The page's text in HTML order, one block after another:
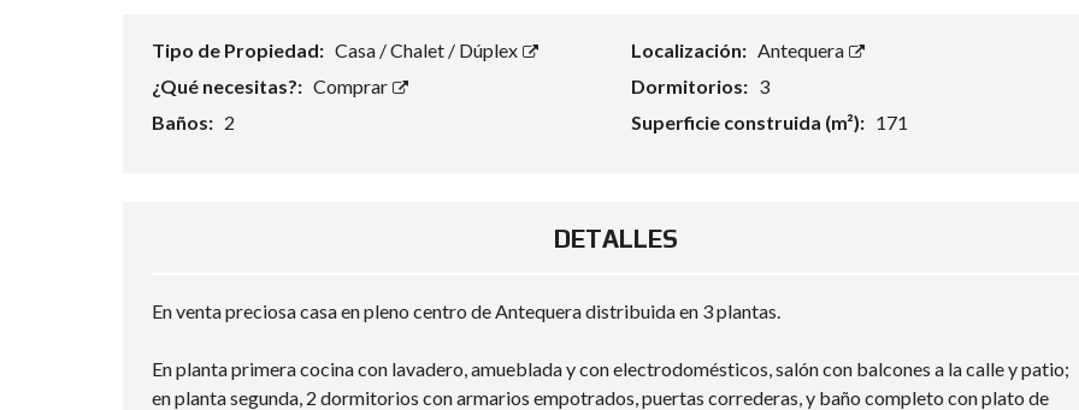
Tipo de Propiedad: Casa / Chalet / Dúplex Localización: Antequera
¿Qué necesitas?: Comprar Dormitorios: 3
Baños: 2 Superficie construida (m²): 171
DETALLES
En venta preciosa casa en pleno centro de Antequera distribuida en 3 plantas.
En planta primera cocina con lavadero, amueblada y con electrodomésticos, salón con balcones a la calle y patio;
en planta segunda, 2 dormitorios con armarios empotrados, puertas correderas, y baño completo con plato de